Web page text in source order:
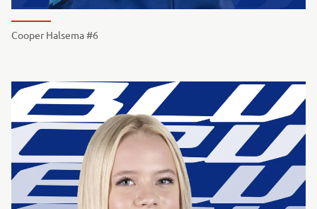
Cooper Halsema #6